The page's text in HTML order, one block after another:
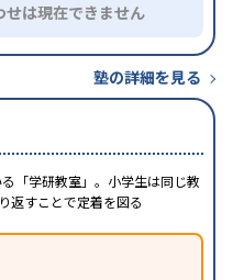
せは現在できません
塾の詳細を見る
「学研教室」。小学生は同じ教
返すことで定着を図る